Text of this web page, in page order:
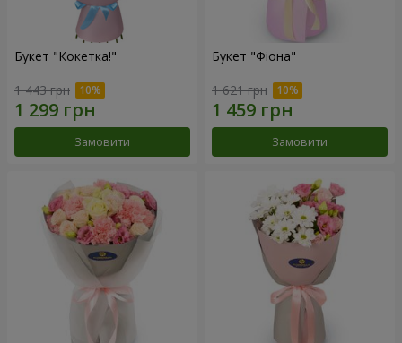
Букет "Кокетка!"
1 443 грн
Замовити
Букет "Фіона"
1 621 грн
Замовити